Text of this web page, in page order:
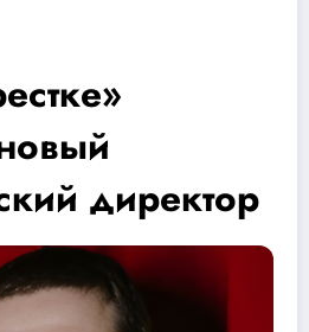
директор